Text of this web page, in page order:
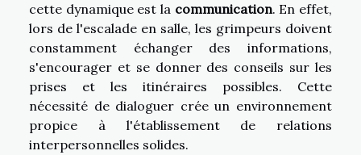
cette dynamique est la communication. En effet,
lors de l'escalade en salle, les grimpeurs doivent
constamment échanger des informations,
s'encourager et se donner des conseils sur les
prises et les itinéraires possibles. Cette
nécessité de dialoguer crée un environnement
propice à l'établissement de relations
interpersonnelles solides.